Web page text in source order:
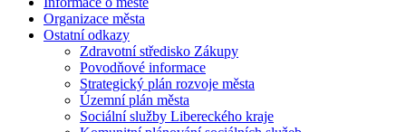
Organizace města
Ostatní odkazy
Zdravotní středisko Zákupy
Povodňové informace
Strategický plán rozvoje města
Územní plán města
Sociální služby Libereckého kraje